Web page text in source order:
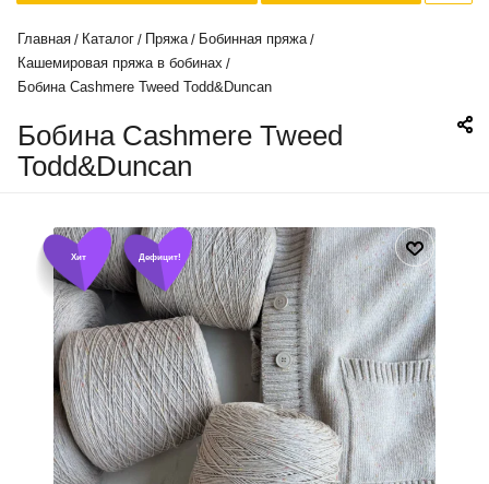
Главная / Каталог / Пряжа / Бобинная пряжа /
Кашемировая пряжа в бобинах /
Бобина Cashmere Tweed Todd&Duncan
Бобина Cashmere Tweed
Todd&Duncan
Хит Дефицит!